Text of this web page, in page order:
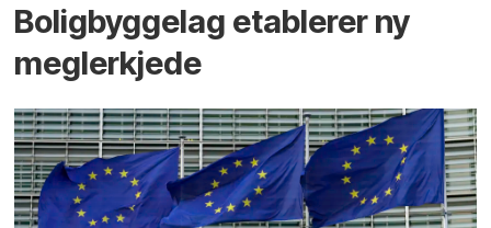
Boligbyggelag etablerer ny
megler­kjede